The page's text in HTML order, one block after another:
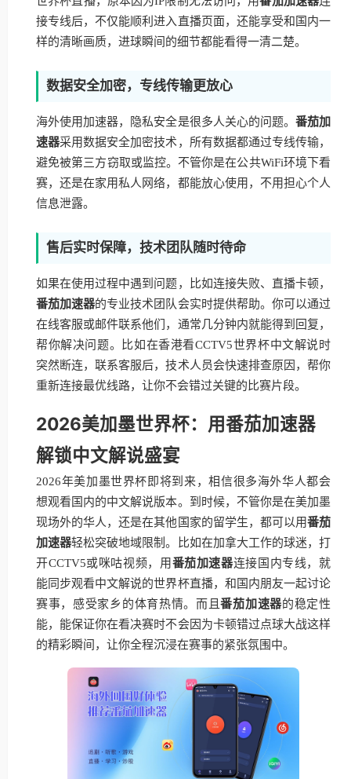
接专线后，不仅能顺利进入直播页面，还能享受和国内一
样的清晰画质，进球瞬间的细节都能看得一清二楚。
数据安全加密，专线传输更放心
海外使用加速器，隐私安全是很多人关心的问题。 番茄加
速器采用数据安全加密技术，所有数据都通过专线传输，
避免被第三方窃取或监控。不管你是在公共WiFi环境下看
赛，还是在家用私人网络，都能放心使用，不用担心个人
信息泄露。
售后实时保障，技术团队随时待命
如果在使用过程中遇到问题，比如连接失败、直播卡顿，
番茄加速器的专业技术团队会实时提供帮助。你可以通过
在线客服或邮件联系他们，通常几分钟内就能得到回复，
帮你解决问题。比如在香港看CCTV5世界杯中文解说时
突然断连，联系客服后，技术人员会快速排查原因，帮你
重新连接最优线路，让你不会错过关键的比赛片段。
2026美加墨世界杯：用番茄加速器
解锁中文解说盛宴
2026年美加墨世界杯即将到来，相信很多海外华人都会
想观看国内的中文解说版本。到时候，不管你是在美加墨
现场外的华人，还是在其他国家的留学生，都可以用番茄
加速器轻松突破地域限制。比如在加拿大工作的球迷，打
开CCTV5或咪咕视频，用番茄加速器连接国内专线，就
能同步观看中文解说的世界杯直播，和国内朋友一起讨论
赛事，感受家乡的体育热情。而且番茄加速器的稳定性
能，能保证你在看决赛时不会因为卡顿错过点球大战这样
的精彩瞬间，让你全程沉浸在赛事的紧张氛围中。